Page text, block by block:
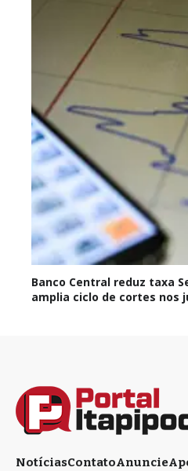
Banco Central reduz taxa
amplia ciclo de cortes nos
NotíciasContatoAnuncie